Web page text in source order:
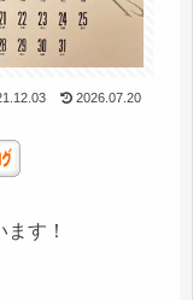
2026.07.20
す！